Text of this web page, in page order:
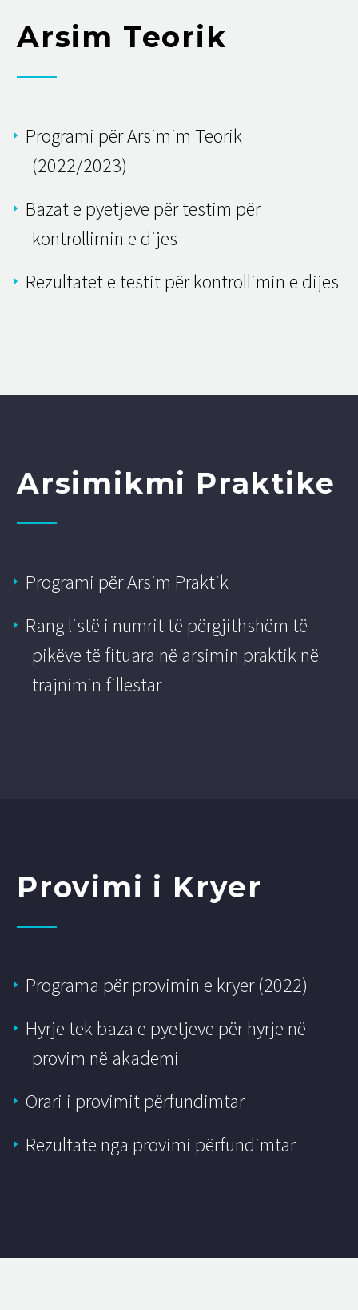
Arsim Teorik
Programi për Arsimim Teorik
(2022/2023)
Bazat e pyetjeve për testim për
kontrollimin e dijes
Rezultatet e testit për kontrollimin e dijes
Arsimikmi Praktike
Programi për Arsim Praktik
Rang listë i numrit të përgjithshëm të
pikëve të fituara në arsimin praktik në
trajnimin fillestar
Provimi i Kryer
Programa për provimin e kryer (2022)
Hyrje tek baza e pyetjeve për hyrje në
provim në akademi
Orari i provimit përfundimtar
Rezultate nga provimi përfundimtar